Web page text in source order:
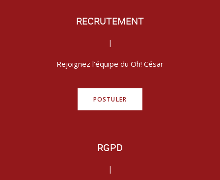
RECRUTEMENT
|
Rejoignez l’équipe du Oh! César
POSTULER
RGPD
|